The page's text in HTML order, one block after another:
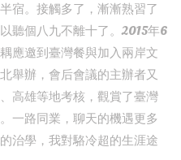
宿。接觸多了，漸漸熟習了
聽個八九不離十了。2015年6
應邀到臺灣餐與加入兩岸文
舉辦，會后會議的主辦者又
高雄等地考核，觀賞了臺灣
一路同業，聊天的機遇更多
治學，我對駱冷超的生涯途